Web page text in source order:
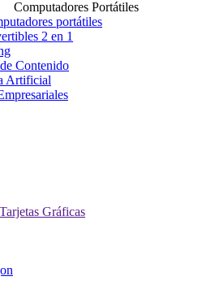
Computadores Portátiles
portátiles
2 en 1
Contenido
Artificial
Gráficas